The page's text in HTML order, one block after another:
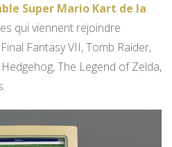
Super Mario Kart de la
qui viennent rejoindre
Fantasy VII, Tomb Raider,
The Legend of Zelda,